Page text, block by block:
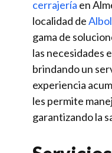
cerrajería en
localidad de
gama de
las necesidades
brindando un
experiencia
les permite
garantizando la